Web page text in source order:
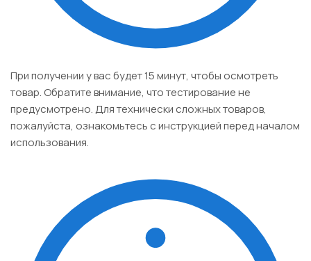
При получении у вас будет15 минут, чтобы осмотреть
товар. Обратите внимание, что тестирование не
предусмотрено. Для технически сложных товаров,
пожалуйста, ознакомьтесь с инструкцией перед началом
использования.